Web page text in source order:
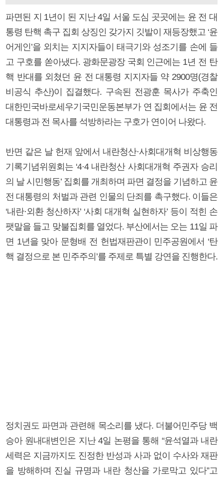
파면된 지 1년이 된 지난 4일 서울 도심 곳곳에는 윤 전 대
통령 탄핵 촉구 집회 상징인 갖가지 깃발이 재등장했고 ‘윤
어게인’을 외치는 지지자들이 태극기와 성조기를 손에 들
고 구호를 쏟아냈다. 광화문광장 국회 인근에는 1년 전 탄
핵 반대를 외쳤던 윤 전 대통령 지지자들 약 2900명(경찰
비공식 추산)이 집결했다. 구속된 전광훈 목사가 주축인
대한민국바로세우기국민운동본부가 연 집회에서는 윤 전
대통령과 전 목사를 석방하라는 구호가 연이어 나왔다.
반면 같은 날 헌재 앞에서 내란청산·사회대개혁 비상행동
기록기념위원회는 ‘4·4 내란청산 사회대개혁 주권자 승리
의 날 시민행동’ 집회를 개최하며 파면 결정을 기념하고 윤
전 대통령의 처벌과 관련 인물의 단죄를 촉구했다. 이들은
‘내란·외환 청산하자’ ‘사회 대개혁 실현하자’ 등이 적힌 손
팻말을 들고 맞불집회를 열었다. 부산에서는 오는 11일 파
면 1년을 맞아 문형배 전 헌법재판관이 민주공원에서 ‘탄
핵 결정으로 본 민주주의’를 주제로 특별 강연을 진행한다.
정치권도 파면과 관련해 목소리를 냈다. 더불어민주당 백
승아 원내대변인은 지난 4일 논평을 통해 “윤석열과 내란
세력은 지금까지도 진정한 반성과 사과 없이 수사와 재판
을 방해하며 진실 규명과 내란 청산을 가로막고 있다”고